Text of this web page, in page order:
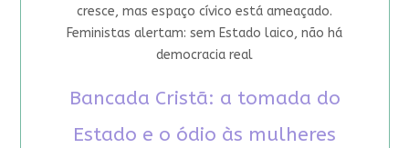
cresce, mas espaço cívico está ameaçado.
Feministas alertam: sem Estado laico, não há
democracia real
Bancada Cristã: a tomada do
Estado e o ódio às mulheres